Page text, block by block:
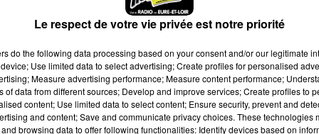
est le fondateur de l'ensemble Marguerite Louise.
aux conservatoires de Versailles et de Saint-Maur-des-
national supérieur de musique de Paris.
de l'église Saint-Gervais à Paris. Sa passion pour la
Louise, chœur et orchestre de référence sur la
des principaux chefs invités de l’Orchestre de l’Opéra
Le respect de votre vie privée est notre priorité
do the following data processing based on your consent and/or our legitimate
Use limited data to select advertising; Create profiles for personalised
Measure advertising performance; Measure content performance;
of data from different sources; Develop and improve services; Create profiles to
content; Use limited data to select content; Ensure security, prevent and
and content; Save and communicate privacy choices. These technologies
browsing data to offer following functionalities: Identify devices based on